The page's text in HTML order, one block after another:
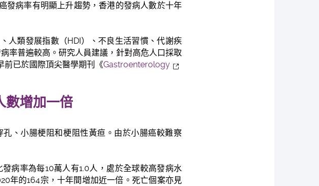
發病率有明顯上升趨勢，香港的發病人數於十年
人類發展指數（HDI）、不良生活習慣、代謝疾
率普遍較高。研究人員建議，針對高危人口採取
前已於國際頂尖醫學期刊《Gastroenterology
數增加一倍
、小腸梗阻和梗阻性黃疸。由於小腸癌較難察
病率為每10萬人有1.0人，處於全球較高發病水
年的164宗，十年間增加近一倍。死亡個案亦見